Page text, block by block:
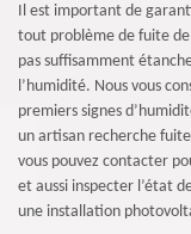
Il est important de
tout problème de fuite
pas suffisamment
l’humidité. Nous vous
premiers signes
un artisan recherche
vous pouvez contacter
et aussi inspecter l’état
une installation